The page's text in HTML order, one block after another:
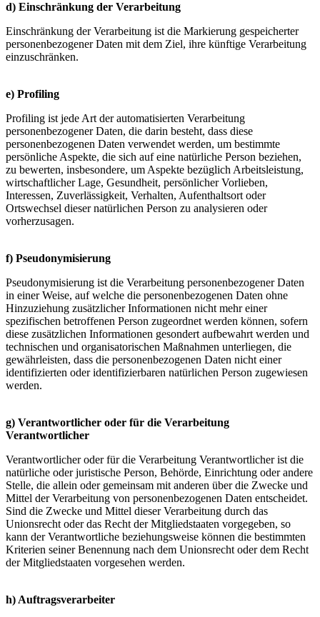
d) Einschränkung der Verarbeitung
Einschränkung der Verarbeitung ist die Markierung gespeicherter
personenbezogener Daten mit dem Ziel, ihre künftige Verarbeitung
einzuschränken.
e) Profiling
Profiling ist jede Art der automatisierten Verarbeitung
personenbezogener Daten, die darin besteht, dass diese
personenbezogenen Daten verwendet werden, um bestimmte
persönliche Aspekte, die sich auf eine natürliche Person beziehen,
zu bewerten, insbesondere, um Aspekte bezüglich Arbeitsleistung,
wirtschaftlicher Lage, Gesundheit, persönlicher Vorlieben,
Interessen, Zuverlässigkeit, Verhalten, Aufenthaltsort oder
Ortswechsel dieser natürlichen Person zu analysieren oder
vorherzusagen.
f) Pseudonymisierung
Pseudonymisierung ist die Verarbeitung personenbezogener Daten
in einer Weise, auf welche die personenbezogenen Daten ohne
Hinzuziehung zusätzlicher Informationen nicht mehr einer
spezifischen betroffenen Person zugeordnet werden können, sofern
diese zusätzlichen Informationen gesondert aufbewahrt werden und
technischen und organisatorischen Maßnahmen unterliegen, die
gewährleisten, dass die personenbezogenen Daten nicht einer
identifizierten oder identifizierbaren natürlichen Person zugewiesen
werden.
g) Verantwortlicher oder für die Verarbeitung
Verantwortlicher
Verantwortlicher oder für die Verarbeitung Verantwortlicher ist die
natürliche oder juristische Person, Behörde, Einrichtung oder andere
Stelle, die allein oder gemeinsam mit anderen über die Zwecke und
Mittel der Verarbeitung von personenbezogenen Daten entscheidet.
Sind die Zwecke und Mittel dieser Verarbeitung durch das
Unionsrecht oder das Recht der Mitgliedstaaten vorgegeben, so
kann der Verantwortliche beziehungsweise können die bestimmten
Kriterien seiner Benennung nach dem Unionsrecht oder dem Recht
der Mitgliedstaaten vorgesehen werden.
h) Auftragsverarbeiter